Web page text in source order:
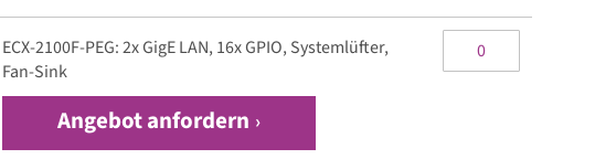
ECX-2100F-PEG: 2x GigE LAN, 16x GPIO, Systemlüfter,
Fan-Sink
Angebot anfordern